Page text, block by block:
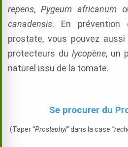
repens,Pygeum africanum
canadensis. En
prostate, vous pouvez
protecteurs dulycopène, un
naturel issu de la tomate.
Se procurer du
(Taper “Prostaphyl”dans la case